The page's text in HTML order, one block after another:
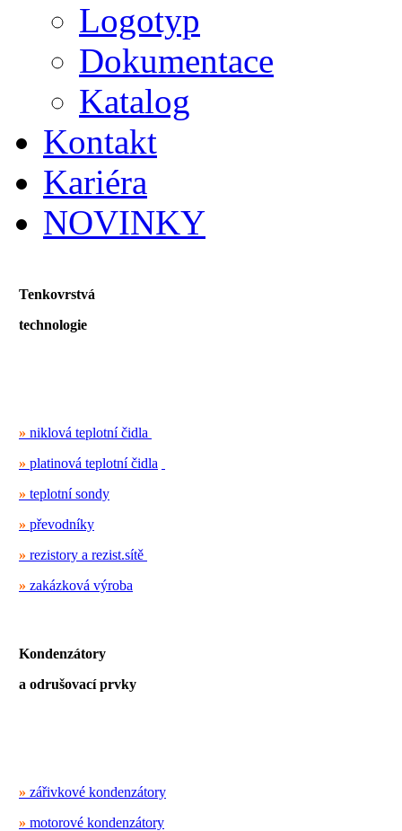
Logotyp
Dokumentace
Katalog
Kontakt
Kariéra
NOVINKY
Tenkovrstvá
technologie
» niklová teplotní čidla
» platinová teplotní čidla
» teplotní sondy
» převodníky
» rezistory a rezist.sítě
» zakázková výroba
Kondenzátory
a odrušovací prvky
» zářivkové kondenzátory
» motorové kondenzátory